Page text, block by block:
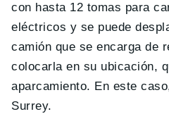
con hasta 12 tomas para
eléctricos y se puede
camión que se encarga de
colocarla en su ubicación,
aparcamiento. En este
Surrey.